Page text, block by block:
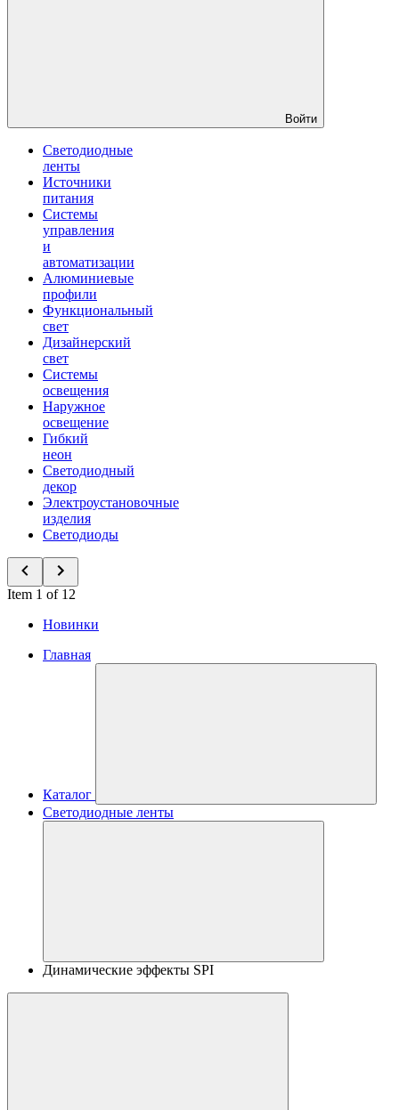
Войти
Светодиодные
ленты
Источники
питания
Системы
управления
и
автоматизации
Алюминиевые
профили
Функциональный
свет
Дизайнерский
свет
Системы
освещения
Наружное
освещение
Гибкий
неон
Светодиодный
декор
Электроустановочные
изделия
Светодиоды
Item 1 of 12
Новинки
Главная
Каталог
Светодиодные ленты
Динамические эффекты SPI